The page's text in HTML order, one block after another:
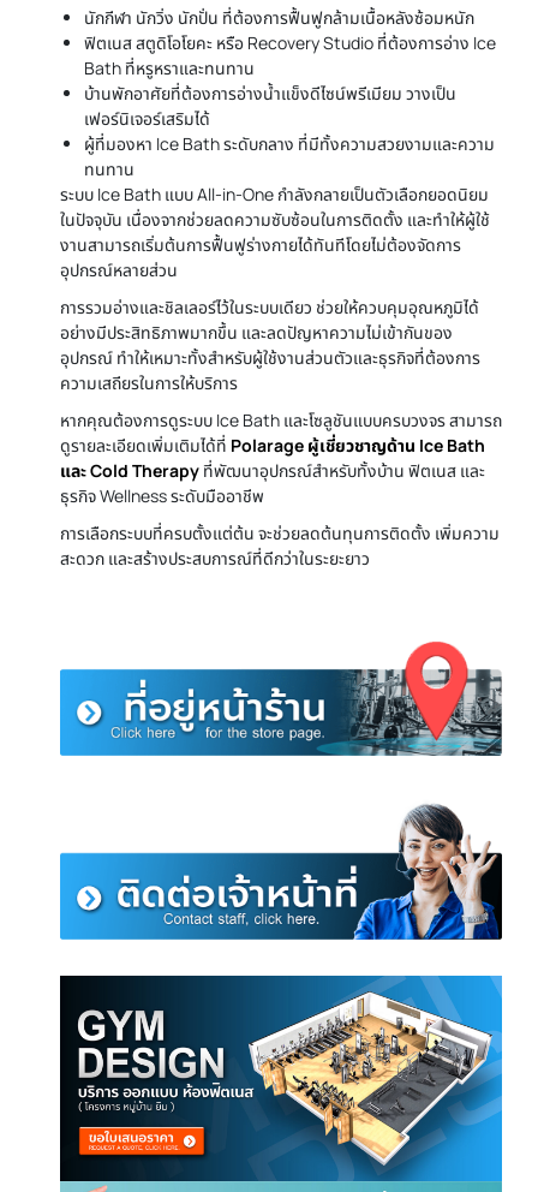
นักกีฬา นักวิ่ง นักปั่น ที่ต้องการฟื้นฟูกล้ามเนื้อหลังซ้อมหนัก
ฟิตเนส สตูดิโอโยคะ หรือ Recovery Studio ที่ต้องการอ่าง Ice
Bath ที่หรูหราและทนทาน
บ้านพักอาศัยที่ต้องการอ่างน้ำแข็งดีไซน์พรีเมียม วางเป็น
เฟอร์นิเจอร์เสริมได้
ผู้ที่มองหา Ice Bath ระดับกลาง ที่มีทั้งความสวยงามและความ
ทนทาน
ระบบ Ice Bath แบบ All-in-One กำลังกลายเป็นตัวเลือกยอดนิยม
ในปัจจุบัน เนื่องจากช่วยลดความซับซ้อนในการติดตั้ง และทำให้ผู้ใช้
งานสามารถเริ่มต้นการฟื้นฟูร่างกายได้ทันทีโดยไม่ต้องจัดการ
อุปกรณ์หลายส่วน
การรวมอ่างและชิลเลอร์ไว้ในระบบเดียว ช่วยให้ควบคุมอุณหภูมิได้
อย่างมีประสิทธิภาพมากขึ้น และลดปัญหาความไม่เข้ากันของ
อุปกรณ์ ทำให้เหมาะทั้งสำหรับผู้ใช้งานส่วนตัวและธุรกิจที่ต้องการ
ความเสถียรในการให้บริการ
หากคุณต้องการดูระบบ Ice Bath และโซลูชันแบบครบวงจร สามารถ
ดูรายละเอียดเพิ่มเติมได้ที่ Polarage ผู้เชี่ยวชาญด้าน Ice Bath
และ Cold Therapy ที่พัฒนาอุปกรณ์สำหรับทั้งบ้าน ฟิตเนส และ
ธุรกิจ Wellness ระดับมืออาชีพ
การเลือกระบบที่ครบตั้งแต่ต้น จะช่วยลดต้นทุนการติดตั้ง เพิ่มความ
สะดวก และสร้างประสบการณ์ที่ดีกว่าในระยะยาว